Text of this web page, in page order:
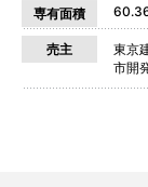
専有面積
売主
東京
市開